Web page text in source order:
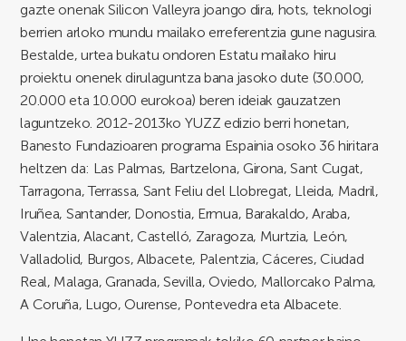
gazte onenak Silicon Valleyra joango dira, hots, teknologi
berrien arloko mundu mailako erreferentzia gune nagusira.
Bestalde, urtea bukatu ondoren Estatu mailako hiru
proiektu onenek dirulaguntza bana jasoko dute (30.000,
20.000 eta 10.000 eurokoa) beren ideiak gauzatzen
laguntzeko. 2012-2013ko YUZZ edizio berri honetan,
Banesto Fundazioaren programa Espainia osoko 36 hiritara
heltzen da: Las Palmas, Bartzelona, Girona, Sant Cugat,
Tarragona, Terrassa, Sant Feliu del Llobregat, Lleida, Madril,
Iruñea, Santander, Donostia, Ermua, Barakaldo, Araba,
Valentzia, Alacant, Castelló, Zaragoza, Murtzia, León,
Valladolid, Burgos, Albacete, Palentzia, Cáceres, Ciudad
Real, Malaga, Granada, Sevilla, Oviedo, Mallorcako Palma,
A Coruña, Lugo, Ourense, Pontevedra eta Albacete.